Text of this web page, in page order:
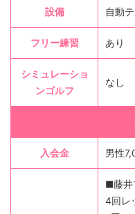
設備 自動
フリー練習 あり
シミュレーショ
ンゴルフ
なし
入会金 男性
■藤井
4回レ